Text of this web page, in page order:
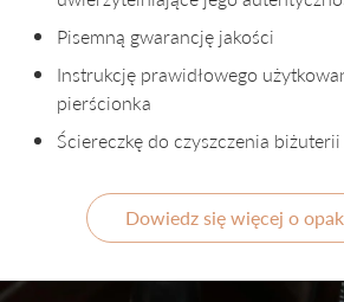
Pisemną gwarancję jakości
Instrukcję prawidłowego
pierścionka
Ściereczkę do czyszczenia
Dowiedz się więcej o